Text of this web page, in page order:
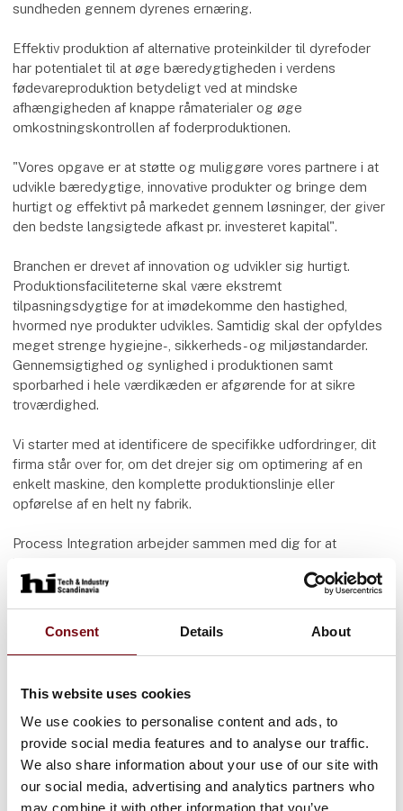
Consent Details About
This website uses cookies
We use cookies to personalise content and ads, to
provide social media features and to analyse our traffic.
We also share information about your use of our site with
our social media, advertising and analytics partners who
may combine it with other information that you’ve
sundheden gennem dyrenes ernæring.
Effektiv produktion af alternative proteinkilder til dyrefoder
har potentialet til at øge bæredygtigheden i verdens
fødevareproduktion betydeligt ved at mindske
afhængigheden af knappe råmaterialer og øge
omkostningskontrollen af foderproduktionen.
"Vores opgave er at støtte og muliggøre vores partnere i at
udvikle bæredygtige, innovative produkter og bringe dem
hurtigt og effektivt på markedet gennem løsninger, der giver
den bedste langsigtede afkast pr. investeret kapital".
Branchen er drevet af innovation og udvikler sig hurtigt.
Produktionsfaciliteterne skal være ekstremt
tilpasningsdygtige for at imødekomme den hastighed,
hvormed nye produkter udvikles. Samtidig skal der opfyldes
meget strenge hygiejne-, sikkerheds- og miljøstandarder.
Gennemsigtighed og synlighed i produktionen samt
sporbarhed i hele værdikæden er afgørende for at sikre
troværdighed.
Vi starter med at identificere de specifikke udfordringer, dit
firma står over for, om det drejer sig om optimering af en
enkelt maskine, den komplette produktionslinje eller
opførelse af en helt ny fabrik.
Process Integration arbejder sammen med dig for at
det sker som planlagt.
Flere produkter fra Process Integration ApS